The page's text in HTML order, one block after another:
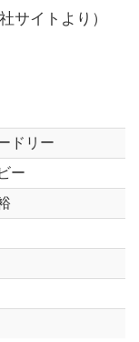
サイトより）
ドリー
ー